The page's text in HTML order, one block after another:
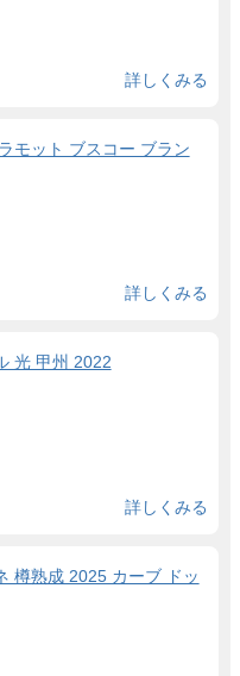
詳しくみる
モット ブスコー ブラン
詳しくみる
光 甲州 2022
詳しくみる
樽熟成 2025 カーブ ドッ